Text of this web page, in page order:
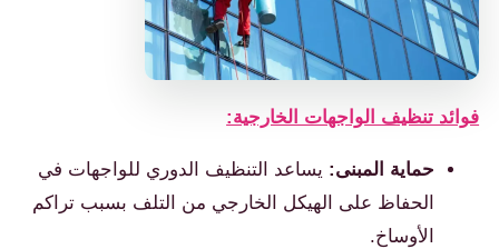
فوائد تنظيف الواجهات الخارجية:
حماية المبنى: يساعد التنظيف الدوري للواجهات في
الحفاظ على الهيكل الخارجي من التلف بسبب تراكم
الأوساخ.